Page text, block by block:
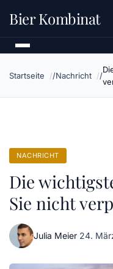
Bier Kombinat
Startseite Nachricht
NACHRICHT
Die
Sie nicht
Julia Meier·24.